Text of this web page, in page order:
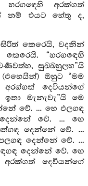
අරක්ගත්
නම් එයට හේතු ද,
කෙරෙයි, වදනින්
“හරගඳෙහි
සුඛබහුලහ”යි
ඔහුට “මම
දෙවියන්ගේ
මැනැවැ”යි මෙ
වේ. ... හෙ ඵලගඳ
වේ. ... හෙ
දෙන්නේ වේ. ...
දෙන්නේ වේ. ...
දෙන්නේ වේ. හෙ
දෙවියන්ගේ